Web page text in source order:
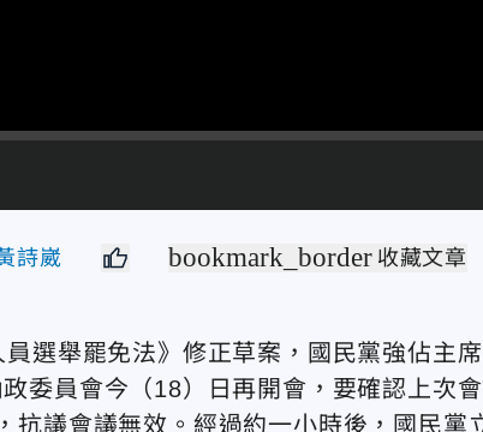
詩崴 bookmark_border 收藏文章
選舉罷免法》修正草案，國民黨強佔主
委員會今（18）日再開會，要確認上次
抗議會議無效。經過約一小時後，國民黨